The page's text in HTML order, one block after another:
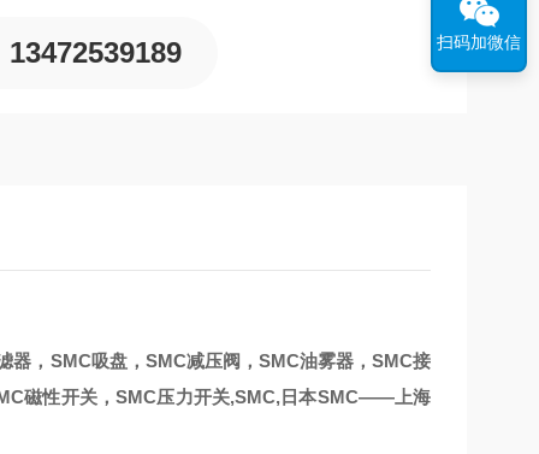
13472539189
器，SMC吸盘，SMC减压阀，SMC油雾器，SMC接
磁性开关，SMC压力开关,SMC,日本SMC——上海
扫码加微信